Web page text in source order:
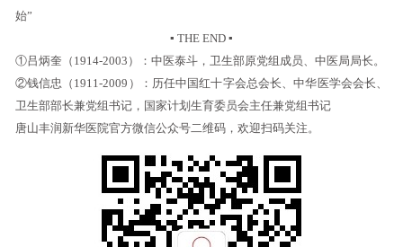
始”
▪ THE END ▪
①吕炳奎（1914-2003）：中医泰斗，卫生部原党组成员、中医局局长。
②钱信忠（1911-2009）：历任中国红十字会总会长、中华医学会会长、
卫生部部长兼党组书记，国家计划生育委员会主任兼党组书记
唐山丰润新华医院官方微信公众号二维码，欢迎扫码关注。